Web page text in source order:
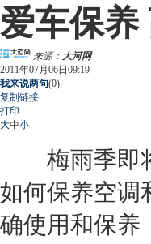
爱车保养
来源： 大河网
2011年07月06日09:19
我来说两句(0)
复制链接
打印
大中小
梅雨季即
如何保养空调
确使用和保养